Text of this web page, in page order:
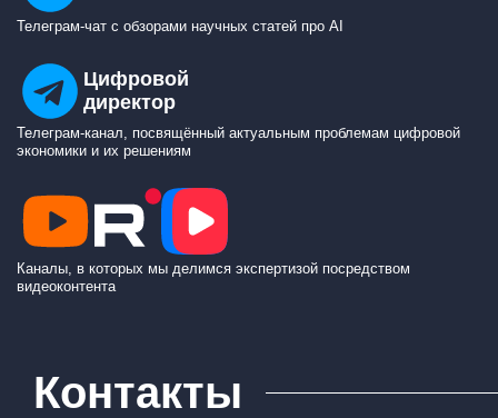
Телеграм-чат с обзорами научных статей про AI
Цифровой
директор
Телеграм-канал, посвящённый актуальным проблемам цифровой
экономики и их решениям
Каналы, в которых мы делимся экспертизой посредством
видеоконтента
Контакты